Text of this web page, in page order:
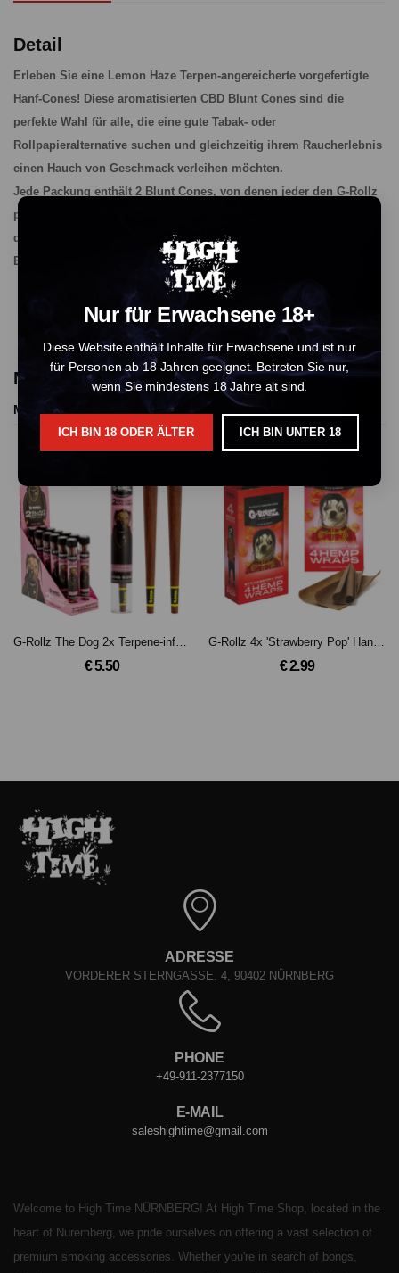
Nur für Erwachsene 18+
Diese Website enthält Inhalte für Erwachsene und ist nur
für Personen ab 18 Jahren geeignet. Betreten Sie nur,
wenn Sie mindestens 18 Jahre alt sind.
ICH BIN 18 ODER ÄLTER ICH BIN UNTER 18
Detail
Erleben Sie eine Lemon Haze Terpen-angereicherte vorgefertigte
Hanf-Cones! Diese aromatisierten CBD Blunt Cones sind die
perfekte Wahl für alle, die eine gute Tabak- oder
Rollpapieralternative suchen und gleichzeitig ihrem Raucherlebnis
einen Hauch von Geschmack verleihen möchten.
Jede Packung enthält 2 Blunt Cones, von denen jeder den G-Rollz
patentierten Cone-Schutz enthält, der auch als Füllhilfe dient, um
den gesamten Prozess zum Kinderspiel zu machen.
Enthält: 2 x vorgefertigte CBD Blunt Cones.
More Products From This Vendor
More Products
€ 5.50 € 2.99
ADRESSE
VORDERER STERNGASSE. 4, 90402 NÜRNBERG
PHONE
+49-911-2377150
E-MAIL
saleshightime@gmail.com
Welcome to High Time NÜRNBERG! At High Time Shop, located in the
heart of Nuremberg, we pride ourselves on offering a vast selection of
premium smoking accessories. Whether you're in search of bongs,